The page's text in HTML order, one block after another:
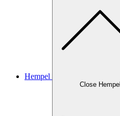
Hempel
Close Hempel